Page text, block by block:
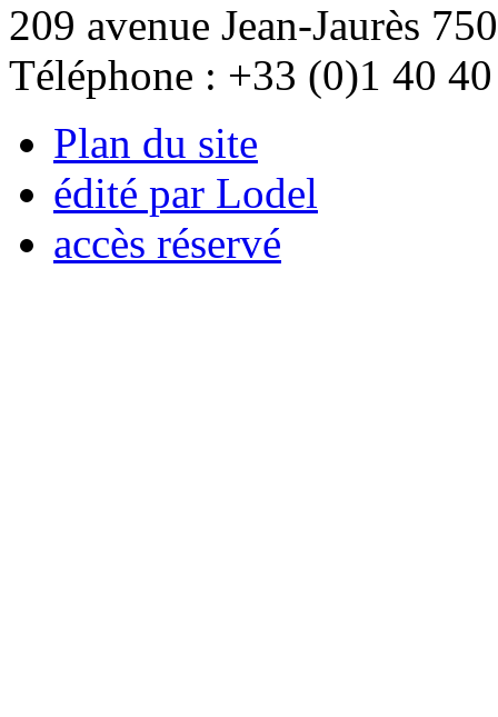
209 avenue Jean-Jaurès
Téléphone : +33 (0)1 40
Plan du site
édité par Lodel
accès réservé